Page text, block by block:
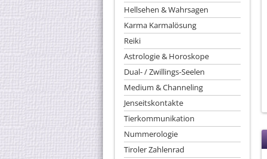
Hellsehen & Wahrsagen
Karma Karmalösung
Reiki
Astrologie & Horoskope
Dual- / Zwillings-Seelen
Medium & Channeling
Jenseitskontakte
Tierkommunikation
Nummerologie
Tiroler Zahlenrad